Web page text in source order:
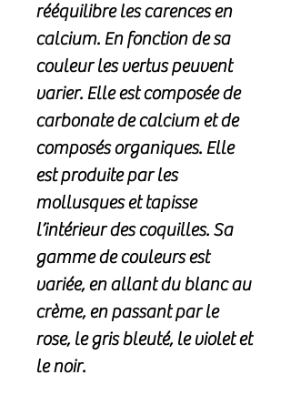
rééquilibre les carences en
calcium. En fonction de sa
couleur les vertus peuvent
varier. Elle est composée de
carbonate de calcium et de
composés organiques. Elle
est produite par les
mollusques et tapisse
l’intérieur des coquilles. Sa
gamme de couleurs est
variée, en allant du blanc au
crème, en passant par le
rose, le gris bleuté, le violet et
le noir.